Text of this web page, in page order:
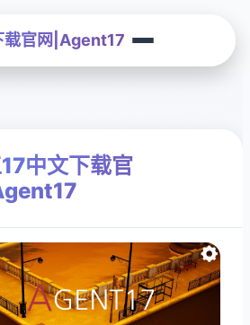
载官网|Agent17
中文下载官